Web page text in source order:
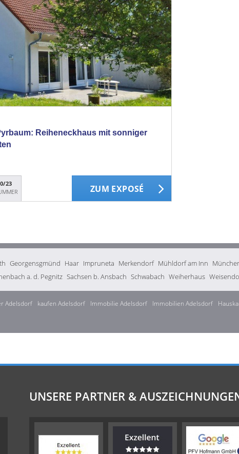
Reiheneckhaus mit sonniger
23
ZUM EXPOSÉ
Georgensgmünd Haar Impruneta Merkendorf Mühldorf am Inn
a. d. Pegnitz Sachsen b. Ansbach Schwabach Weiherhaus
Adelsdorf kaufen Adelsdorf Immobilie Adelsdorf Immobilien Adelsdorf
UNSERE PARTNER &